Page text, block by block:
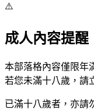
⚠️
成人內容提醒
本部落格內容僅限年
若您未滿十八歲，請
已滿十八歲者，亦請